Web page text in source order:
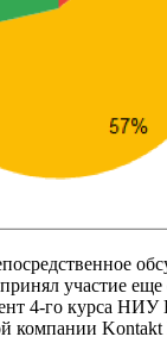
участие
4-го курса
компании Kontakt